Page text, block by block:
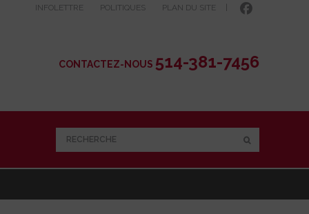
INFOLETTRE POLITIQUES PLAN DU SITE
CONTACTEZ-NOUS 514-381-7456
RECHERCHE